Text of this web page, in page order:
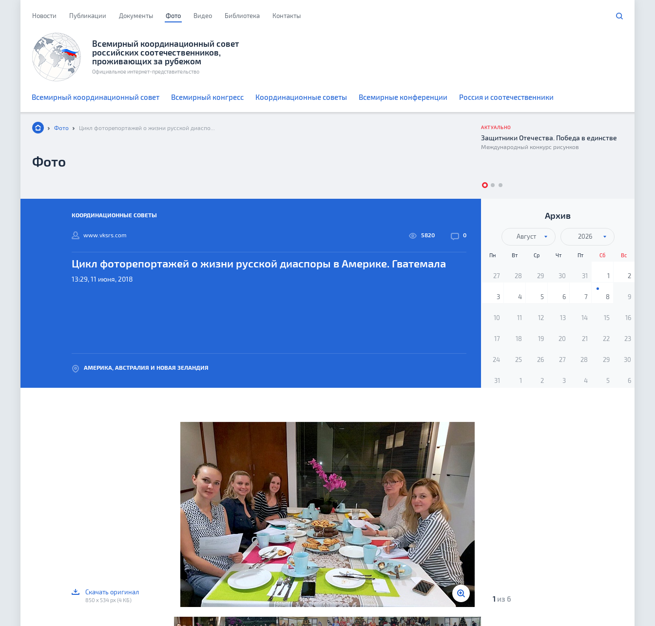
Новости Публикации Документы Фото Видео Библиотека Контакты
Всемирный координационный совет
российских соотечественников,
проживающих за рубежом
Официальное интернет-представительство
Всемирный координационный совет Всемирный конгресс Координационные советы Всемирные конференции Россия и соотечественники
АКТУАЛЬНО
Защитники Отечества. Победа в единстве
Международный конкурс рисунков
Фото
Фото
КООРДИНАЦИОННЫЕ СОВЕТЫ
www.vksrs.com
Цикл фоторепортажей о жизни русской диаспоры в Америке. Гватемала
5820 0
13:29, 11 июня, 2018
АМЕРИКА, АВСТРАЛИЯ И НОВАЯ ЗЕЛАНДИЯ
Архив
Август 2026
Пн Вт Ср Чт Пт Сб Вс
27 28 29 30 31 1 2
3 4 5 6 7 8 9
10 11 12 13 14 15 16
17 18 19 20 21 22 23
24 25 26 27 28 29 30
31 1 2 3 4 5 6
1 из 6
Скачать оригинал
850 x 534 px (4 КБ)